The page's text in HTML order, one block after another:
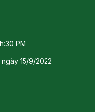
PM
ngày 15/9/2022